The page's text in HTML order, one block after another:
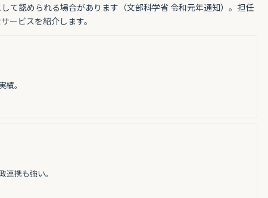
して認められる場合があります（文部科学省 令和元年通知）。担任
ービスを紹介します。
。
携も強い。